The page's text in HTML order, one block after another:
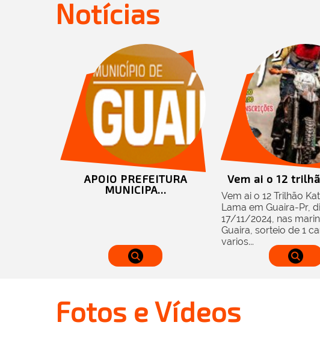
Notícias
APOIO PREFEITURA
MUNICIPA...
Vem ai o 12
Vem ai o 12 Trilhão
Lama em Guaira-Pr,
17/11/2024, nas
Guaira, sorteio de 1
varios...
Fotos e Vídeos